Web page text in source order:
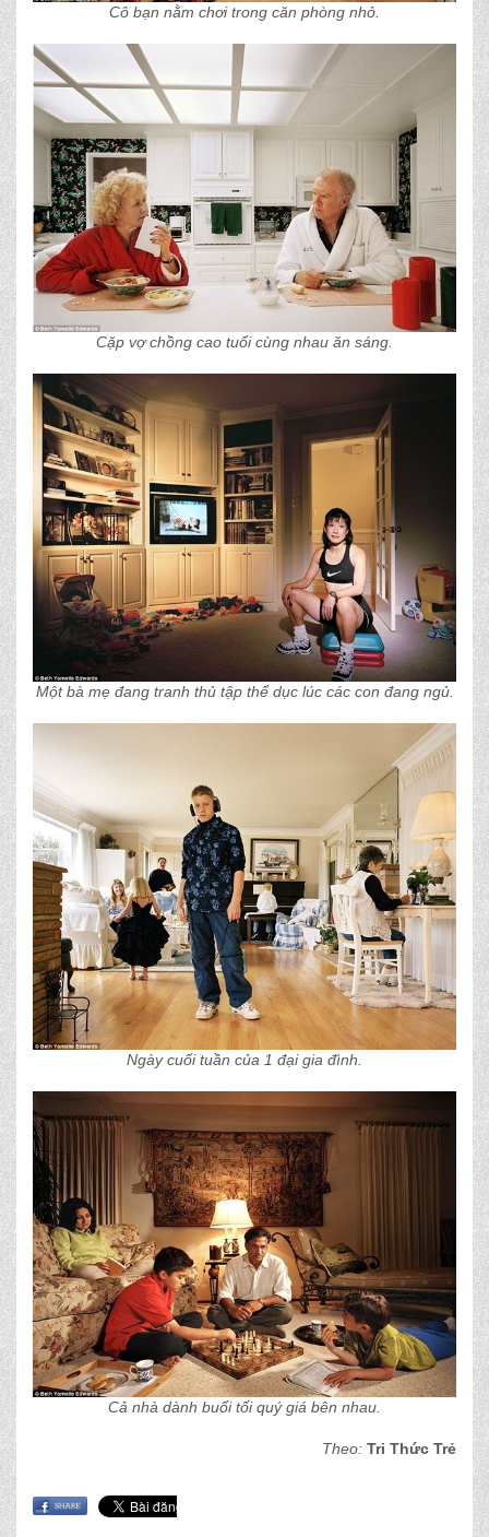
Cô bạn nằm chơi trong căn phòng nhỏ.
Cặp vợ chồng cao tuổi cùng nhau ăn sáng.
Một bà mẹ đang tranh thủ tập thể dục lúc các con đang ngủ.
Ngày cuối tuần của 1 đại gia đình.
Cả nhà dành buổi tối quý giá bên nhau.
Theo: Tri Thức Trẻ